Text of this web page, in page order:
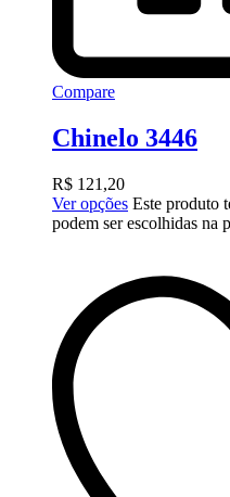
Compare
Chinelo 3446
R$ 121,20
Ver opções Este produto
podem ser escolhidas na